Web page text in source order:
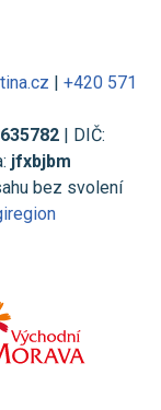
| +420 571
| DIČ:
jfxbjbm
bez svolení